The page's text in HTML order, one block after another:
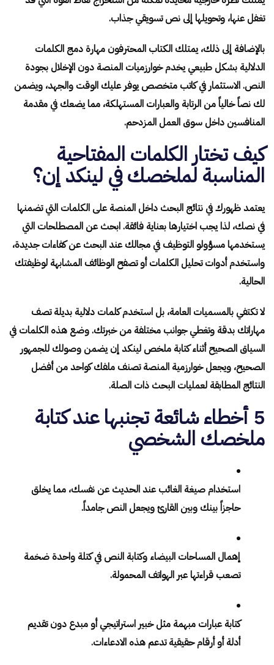
تغفل عنها، وتحويلها إلى نص تسويقي جذاب.
بالإضافة إلى ذلك، يمتلك الكتاب المحترفون مهارة دمج الكلمات
الدلالية بشكل طبيعي يخدم خوارزميات المنصة دون الإخلال بجودة
النص. الاستثمار في كاتب متخصص يوفر عليك الوقت والجهد، ويضمن
لك نصاً خالياً من الرتابة والعبارات المستهلكة، مما يضعك في مقدمة
المنافسين داخل سوق العمل المزدحم.
كيف تختار الكلمات المفتاحية
المناسبة لملخصك في لينكد إن؟
يعتمد ظهورك في نتائج البحث داخل المنصة على الكلمات التي تضمنها
في نصك، لذا يجب اختيارها بعناية فائقة. ابحث عن المصطلحات التي
يستخدمها مسؤولو التوظيف في مجالك عند البحث عن كفاءات جديدة،
واستخدم أدوات تحليل الكلمات أو تصفح الوظائف المشابهة لوظيفتك
الحالية.
لا تكتفي بالمسميات العامة، بل استخدم كلمات دلالية بديلة تصف
مهاراتك بدقة وتغطي جوانب مختلفة من خبرتك. وضع هذه الكلمات في
السياق الصحيح أثناء كتابة ملخص لينكد إن يضمن وصولك للجمهور
الصحيح، ويجعل خوارزمية المنصة تصنف ملفك كواحد من أفضل
النتائج المطابقة لعمليات البحث ذات الصلة.
5 أخطاء شائعة تجنبها عند كتابة
ملخصك الشخصي
استخدام صيغة الغائب عند الحديث عن نفسك، مما يخلق
حاجزاً بينك وبين القارئ ويجعل النص جامداً.
إهمال المساحات البيضاء وكتابة النص في كتلة واحدة ضخمة
تصعب قراءتها عبر الهواتف المحمولة.
كتابة عبارات مبهمة مثل خبير استراتيجي أو مبدع دون تقديم
أدلة أو أرقام حقيقية تدعم هذه الادعاءات.